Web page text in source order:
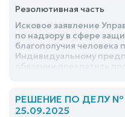
Резолютивная часть
Исковое заявление
по надзору в сфере
благополучия человека
Индивидуальному
РЕШЕНИЕ ПО ДЕЛУ №
25.09.2025